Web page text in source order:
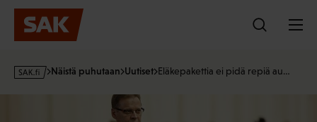
Hyppää
sisältöön
s
Näistä puhutaan Uutiset Eläkepakettia ei pidä repiä au…